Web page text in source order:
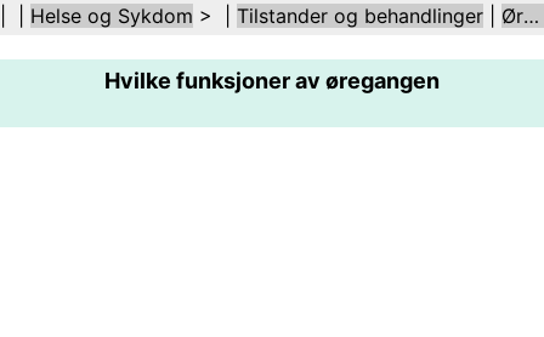
Kosthold Og Ernæring Familiehelse
Helsebransjen Psykisk Helse Folkehelse Og
Sikkerhet Kirurgi Og Prosedyrer Helse
Helse og Sykdom > | Tilstander og behandlinger Ører og hørsel
Hvilke funksjoner av øregangen